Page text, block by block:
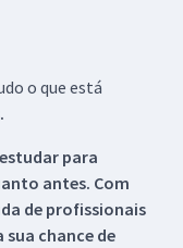
o que está
estudar para
antes. Com
de profissionais
sua chance de